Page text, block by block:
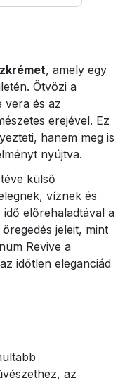
, amely egy
Ötvözi a
vera és az
erejével. Ez
hanem meg is
nyújtva.
külső
víznek és
előrehaladtával a
jeleit, mint
Revive a
időtlen eleganciád
az